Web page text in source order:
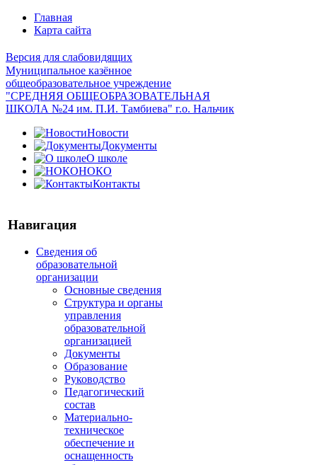
Главная
Карта сайта
Версия для слабовидящих
Муниципальное казённое
общеобразовательное учреждение
"СРЕДНЯЯ ОБЩЕОБРАЗОВАТЕЛЬНАЯ
ШКОЛА №24 им. П.И. Тамбиева" г.о. Нальчик
Новости
Документы
О школе
НОКО
Контакты
Навигация
Сведения об
образовательной
организации
Основные сведения
Структура и органы
управления
образовательной
организацией
Документы
Образование
Руководство
Педагогический
состав
Материально-
техническое
обеспечение и
оснащенность